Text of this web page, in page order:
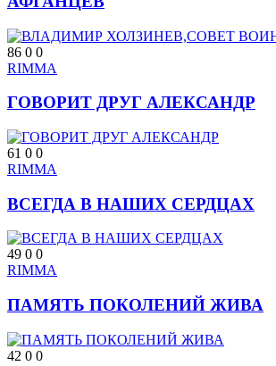
86 0 0
RIMMA
ГОВОРИТ ДРУГ АЛЕКСАНДР
61 0 0
RIMMA
ВСЕГДА В НАШИХ СЕРДЦАХ
49 0 0
RIMMA
ПАМЯТЬ ПОКОЛЕНИЙ ЖИВА
42 0 0